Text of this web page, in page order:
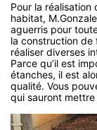
Pour la
habitat,
aguerris pour
la construction de
réaliser diverses
Parce qu’il est
étanches, il est
qualité. Vous
qui sauront